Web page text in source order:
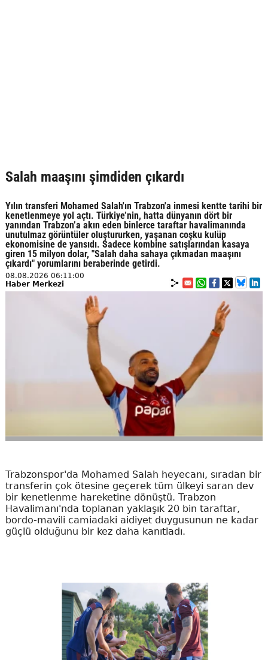
Salah maaşını şimdiden çıkardı
Yılın transferi Mohamed Salah'ın Trabzon'a inmesi kentte tarihi bir
kenetlenmeye yol açtı. Türkiye’nin, hatta dünyanın dört bir
yanından Trabzon’a akın eden binlerce taraftar havalimanında
unutulmaz görüntüler oluştururken, yaşanan coşku kulüp
ekonomisine de yansıdı. Sadece kombine satışlarından kasaya
giren 15 milyon dolar, "Salah daha sahaya çıkmadan maaşını
çıkardı" yorumlarını beraberinde getirdi.
08.08.2026 06:11:00
Haber Merkezi
Trabzonspor'da Mohamed Salah heyecanı, sıradan bir
transferin çok ötesine geçerek tüm ülkeyi saran dev
bir kenetlenme hareketine dönüştü. Trabzon
Havalimanı'nda toplanan yaklaşık 20 bin taraftar,
bordo-mavili camiadaki aidiyet duygusunun ne kadar
güçlü olduğunu bir kez daha kanıtladı.